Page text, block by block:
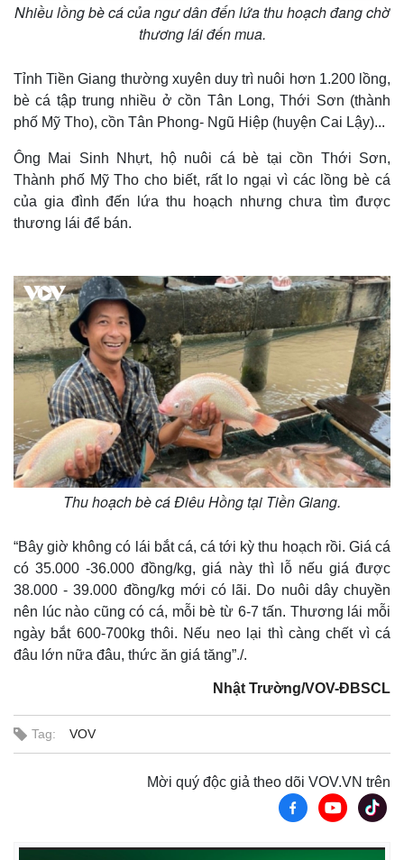
Thế giới
Quan sát
Cuộc sống đó đây
Hồ sơ
Multimedia
Video
Ảnh
E-Magazine
Infographic
Nhiều lồng bè cá của ngư dân đến lứa thu hoạch đang chờ
thương lái đến mua.
Tỉnh Tiền Giang thường xuyên duy trì nuôi hơn 1.200 lồng,
bè cá tập trung nhiều ở cồn Tân Long, Thới Sơn (thành
phố Mỹ Tho), cồn Tân Phong- Ngũ Hiệp (huyện Cai Lậy)...
Ông Mai Sinh Nhựt, hộ nuôi cá bè tại cồn Thới Sơn,
Thành phố Mỹ Tho cho biết, rất lo ngại vì các lồng bè cá
của gia đình đến lứa thu hoạch nhưng chưa tìm được
thương lái để bán.
Thu hoạch bè cá Điêu Hồng tại Tiền Giang.
“Bây giờ không có lái bắt cá, cá tới kỳ thu hoạch rồi. Giá cá
có 35.000 -36.000 đồng/kg, giá này thì lỗ nếu giá được
38.000 - 39.000 đồng/kg mới có lãi. Do nuôi dây chuyền
nên lúc nào cũng có cá, mỗi bè từ 6-7 tấn. Thương lái mỗi
ngày bắt 600-700kg thôi. Nếu neo lại thì càng chết vì cá
đâu lớn nữa đâu, thức ăn giá tăng”./.
Nhật Trường/VOV-ĐBSCL
Tag: VOV
Mời quý độc giả theo dõi VOV.VN trên